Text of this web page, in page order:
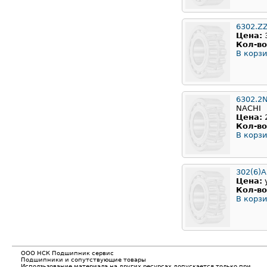
Цена:
Кол-
В
NACHI
Цена:
Кол-
В
Цена:
Кол-
В
ООО НСК Подшипник сервис
Подшипники и сопутствующие товары